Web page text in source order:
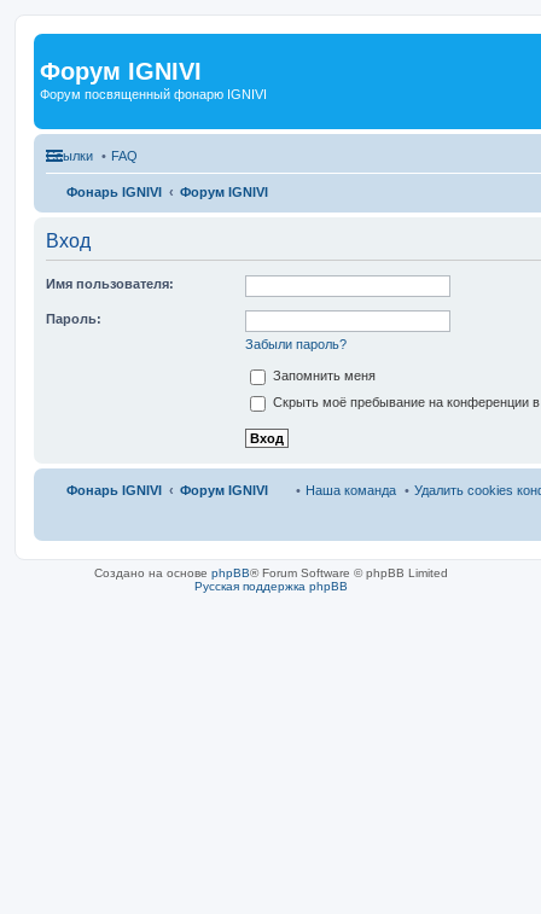
Форум IGNIVI
Форум посвященный фонарю IGNIVI
Ссылки FAQ
Фонарь IGNIVI Форум IGNIVI
Вход
Имя пользователя:
Пароль:
Забыли пароль?
Запомнить меня
Скрыть моё пребывание на конференции в
Фонарь IGNIVI Форум IGNIVI Удалить cookies
Наша команда
Создано на основе phpBB® Forum Software © phpBB Limited
Русская поддержка phpBB